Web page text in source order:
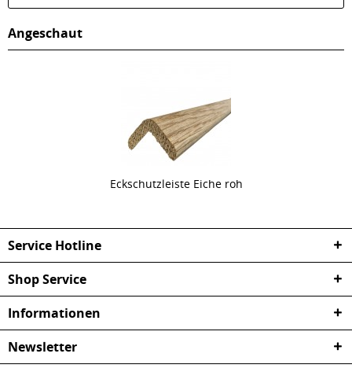
Angeschaut
Eckschutzleiste Eiche roh
Service Hotline
Shop Service
Informationen
Newsletter